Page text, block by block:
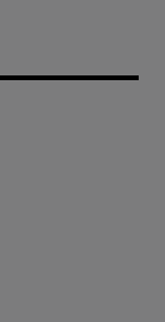
filmadas pela